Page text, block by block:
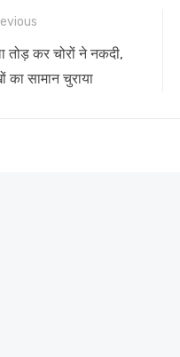
तोड़ कर चोरों ने नकदी,
सामान चुराया